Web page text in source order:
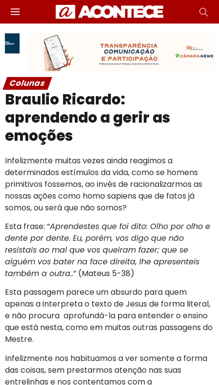
Colunas
Braulio Ricardo:
aprendendo a gerir as
emoções
Infelizmente muitas vezes ainda reagimos a
determinados estímulos da vida, como se homens
primitivos fossemos, ao invés de racionalizarmos as
nossas ações como homo sapiens que de fatos já
somos, ou será que não somos?
Esta frase: “Aprendestes que foi dito: Olho por olho e
dente por dente. Eu, porém, vos digo que não
resistais ao mal que vos queiram fazer; que se
alguém vos bater na face direita, lhe apresenteis
também a outra..” (Mateus 5-38)
Esta passagem parece um absurdo para quem
apenas a interpreta o texto de Jesus de forma literal,
e não procura aprofundá-la para entender o ensino
que está nesta, como em muitas outras passagens do
Mestre.
Infelizmente nos habituamos a ver somente a forma
das coisas, sem prestarmos atenção nas suas
entrelinhas e nos contentamos com a